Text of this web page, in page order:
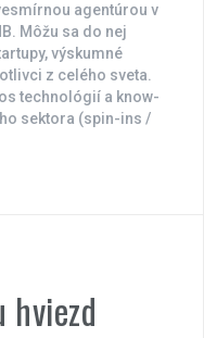
agentúrou v
Môžu sa do nej
výskumné
z celého sveta.
technológií a know-
sektora (spin-ins /
hviezd